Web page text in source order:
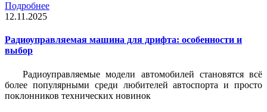
Подробнее
12.11.2025
Радиоуправляемая машина для дрифта: особенности и
выбор
Радиоуправляемые модели автомобилей становятся всё
более популярными среди любителей автоспорта и просто
поклонников технических новинок